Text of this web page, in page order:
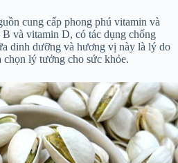
cung cấp phong phú vitamin và
và vitamin D, có tác dụng chống
dinh dưỡng và hương vị này là lý do
lý tưởng cho sức khỏe.